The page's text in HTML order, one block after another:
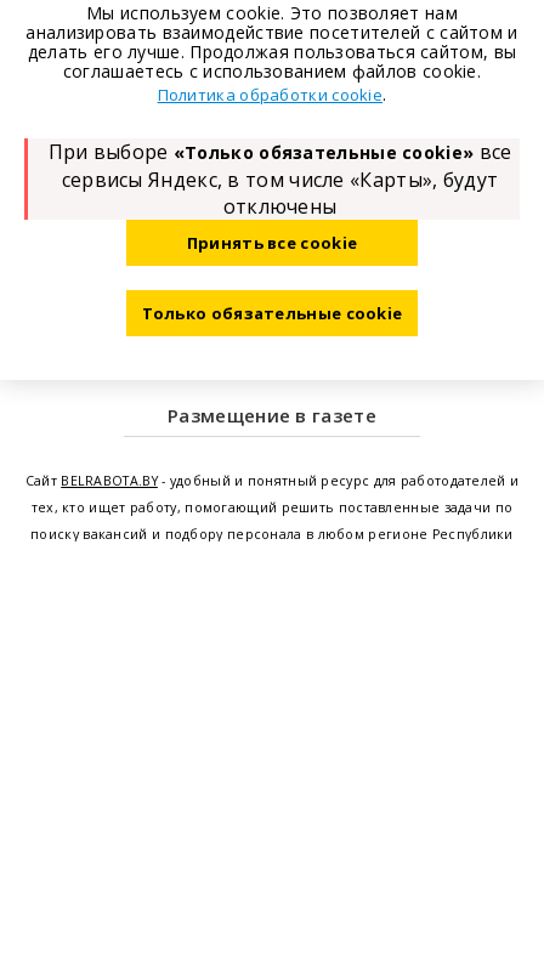
Размещение в газете
Сайт BELRABOTA.BY- удобный и понятный ресурс для работодателей и
тех, кто ищет работу, помогающий решить поставленные задачи по
поиску вакансий и подбору персонала в любом регионе Республики
Мы используем cookie. Это позволяет нам
анализировать взаимодействие посетителей с сайтом и
делать его лучше. Продолжая пользоваться сайтом, вы
соглашаетесь с использованием файлов cookie.
Политика обработки cookie.
При выборе «Только обязательные cookie» все
сервисы Яндекс, в том числе «Карты», будут
отключены
Принять все cookie
Только обязательные cookie